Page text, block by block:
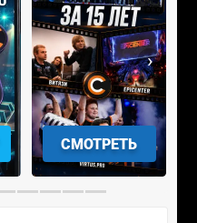
СМОТРЕТЬ
›